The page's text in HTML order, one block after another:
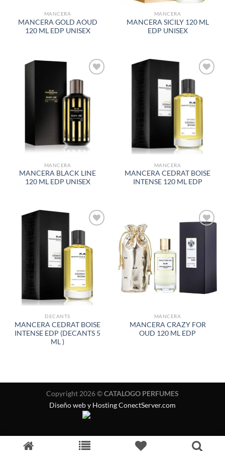
MANCERA
MANCERA GOLD AOUD
120 ML EDP UNISEX
MANCERA
MANCERA SICILY 120 ML
EDP UNISEX
AÑADIR
A LA
LISTA
DE
DESEOS
MANCERA
MANCERA BLACK LINE
120 ML EDP UNISEX
A LA
LISTA
DE
MANCERA
MANCERA CEDRAT BOISE
INTENSE 120 ML EDP
A LA
LISTA
DE
DESEOS
DECANTS
MANCERA CEDRAT BOISE
INTENSE EDP (DECANTS 5
ML )
A LA
LISTA
DE
DESEOS
MANCERA
MANCERA CRAZY FOR
OUD 120 ML EDP
Copyright 2026 ©CATALOGO PERFUMES
Diseño web y Hosting ConectServer.com